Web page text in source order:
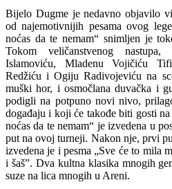
Bijelo Dugme je nedavno objavilo
od najemotivnijih pesama ovog
noćas da te nemam“ snimljen je
Tokom veličanstvenog
Islamoviću, Mladenu Vojičiću
Redžiću i Ogiju Radivojeviću na
muški hor, i osmočlana duvačka i
podigli na potpuno novi nivo,
događaju i koji će takođe biti gosti
noćas da te nemam“ je izvedena u
put na ovoj turneji. Nakon nje, prvi
izvedena je i pesma „Sve će to mila
i šaš”. Dva kultna klasika mnogih
suze na lica mnogih u Areni.